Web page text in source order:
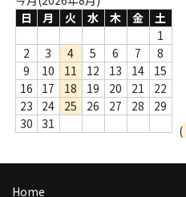
Webのみ no.4
売り切れ
Help
送料
日
月 火 水 木 金
土
1
2
3 4 5 6 7
8
9
10 11 12 13 14
15
16
17 18 19 20 21
22
23
24 25 26 27 28
29
30
31
(
Home